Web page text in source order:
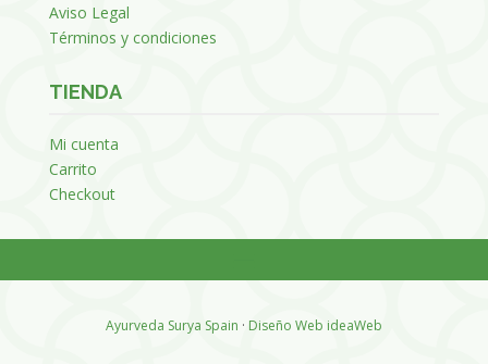
Aviso Legal
Términos y condiciones
TIENDA
Mi cuenta
Carrito
Checkout
Ayurveda Surya Spain · Diseño Web ideaWeb